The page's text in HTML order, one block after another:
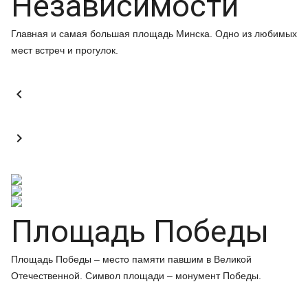
Главная и самая большая площадь Минска. Одно из любимых
мест встреч и прогулок.


Площадь Победы
Площадь Победы – место памяти павшим в Великой
Отечественной. Символ площади – монумент Победы.